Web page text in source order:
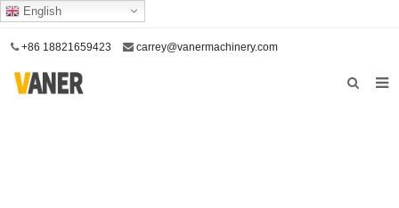
English
+86 18821659423 carrey@vanermachinery.com